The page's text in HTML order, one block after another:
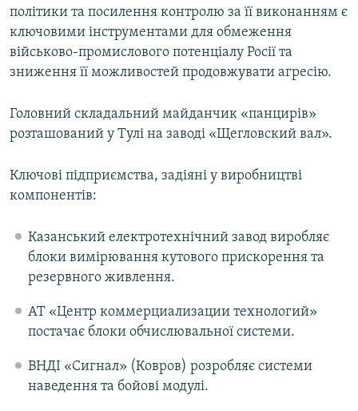
політики та посилення контролю за її виконанням є
ключовими інструментами для обмеження
військово-промислового потенціалу Росії та
зниження її можливостей продовжувати агресію.
Головний складальний майданчик «панцирів»
розташований у Тулі на заводі «Щегловский вал».
Ключові підприємства, задіяні у виробництві
компонентів:
Казанський електротехнічний завод виробляє
блоки вимірювання кутового прискорення та
резервного живлення.
АТ «Центр коммерциализации технологий»
постачає блоки обчислювальної системи.
ВНДІ «Сигнал» (Ковров) розробляє системи
наведення та бойові модулі.